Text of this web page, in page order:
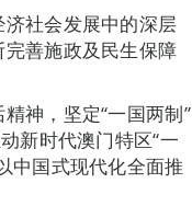
社会发展中的深层
善施政及民生保障
神，坚定“一国两制”
新时代澳门特区“一
中国式现代化全面推